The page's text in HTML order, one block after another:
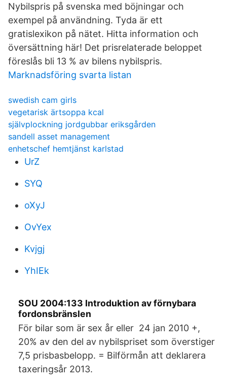
Nybilspris på svenska med böjningar och
exempel på användning. Tyda är ett
gratislexikon på nätet. Hitta information och
översättning här! Det prisrelaterade beloppet
föreslås bli 13 % av bilens nybilspris.
Marknadsföring svarta listan
swedish cam girls
vegetarisk ärtsoppa kcal
självplockning jordgubbar eriksgården
sandell asset management
enhetschef hemtjänst karlstad
UrZ
SYQ
oXyJ
OvYex
Kvjgj
YhIEk
SOU 2004:133 Introduktion av förnybara
fordonsbränslen
För bilar som är sex år eller 24 jan 2010 +,
20% av den del av nybilspriset som överstiger
7,5 prisbasbelopp. = Bilförmån att deklarera
taxeringsår 2013.